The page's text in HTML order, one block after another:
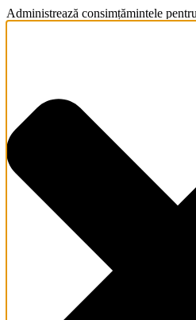
Administrează consimțămintele